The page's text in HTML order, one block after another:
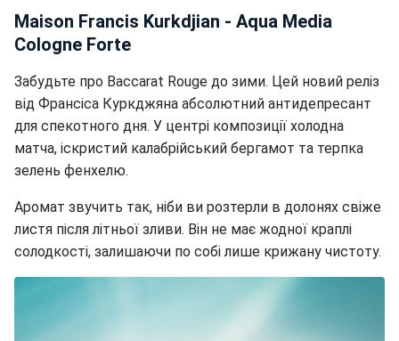
Maison Francis Kurkdjian - Aqua Media
Cologne Forte
Забудьте про Baccarat Rouge до зими. Цей новий реліз
від Франсіса Куркджяна абсолютний антидепресант
для спекотного дня. У центрі композиції холодна
матча, іскристий калабрійський бергамот та терпка
зелень фенхелю.
Аромат звучить так, ніби ви розтерли в долонях свіже
листя після літньої зливи. Він не має жодної краплі
солодкості, залишаючи по собі лише крижану чистоту.